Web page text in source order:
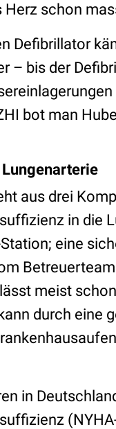
schon
Defibrillator
– bis der
bot man
Lungenarterie
aus drei
in die
eine
meist
durch eine
in